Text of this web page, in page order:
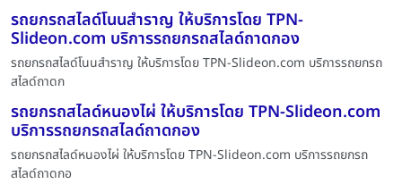
รถยกรถสไลด์โนนสำราญ ให้บริการโดย TPN-
Slideon.com บริการรถยกรถสไลด์ถาดกอง
รถยกรถสไลด์โนนสำราญ ให้บริการโดย TPN-Slideon.com บริการรถยกรถ
สไลด์ถาดก
รถยกรถสไลด์หนองไผ่ ให้บริการโดย TPN-Slideon.com
บริการรถยกรถสไลด์ถาดกอง
รถยกรถสไลด์หนองไผ่ ให้บริการโดย TPN-Slideon.com บริการรถยกรถ
สไลด์ถาดกอ